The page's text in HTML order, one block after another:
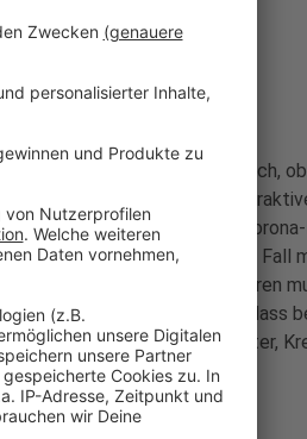
in der Nachbarschaft nach,
geht es über eine
Apotheken in NRW die
in NRW 50 auf jeden Fall
nicht jede Apotheke registrieren
dabei. Wir wissen, dass
Mönchengladbach, Münster,